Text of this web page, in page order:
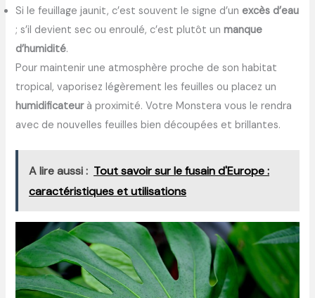
Si le feuillage jaunit, c’est souvent le signe d’unexcès d’eau
; s’il devient sec ou enroulé, c’est plutôt unmanque
d’humidité.
Pour maintenir une atmosphère proche de son habitat
tropical, vaporisez légèrement les feuilles ou placez un
humidificateurà proximité. Votre Monstera vous le rendra
avec de nouvelles feuilles bien découpées et brillantes.
A lire aussi : Tout savoir sur le fusain d'Europe :
caractéristiques et utilisations